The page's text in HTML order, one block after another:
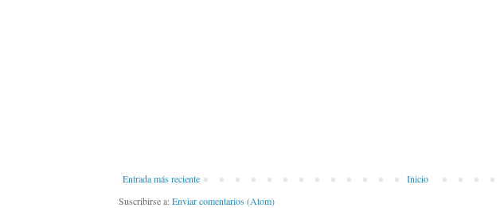
Entrada más reciente
Inicio
Suscribirse a:Enviar comentarios (Atom)